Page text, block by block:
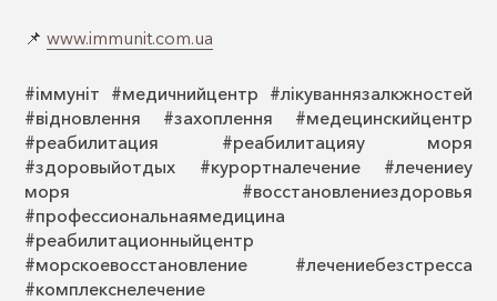
📌 www.immunit.com.ua
#іммуніт #медичнийцентр #лікуваннязалкжностей
#відновлення #захоплення #медецинскийцентр
#реабилитация #реабилитацияу моря
#здоровыйотдых #курортналечение #лечениеу
моря #восстановлениездоровья
#профессиональнаямедицина
#реабилитационныйцентр
#морскоевосстановление #лечениебезстресса
#комплекснелечение